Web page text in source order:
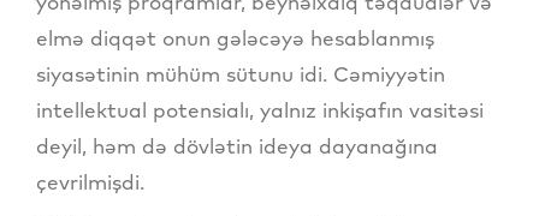
elmə diqqət onun gələcəyə hesablanmış
siyasətinin mühüm sütunu idi. Cəmiyyətin
intellektual potensialı, yalnız inkişafın vasitəsi
deyil, həm də dövlətin ideya dayanağına
çevrilmişdi.